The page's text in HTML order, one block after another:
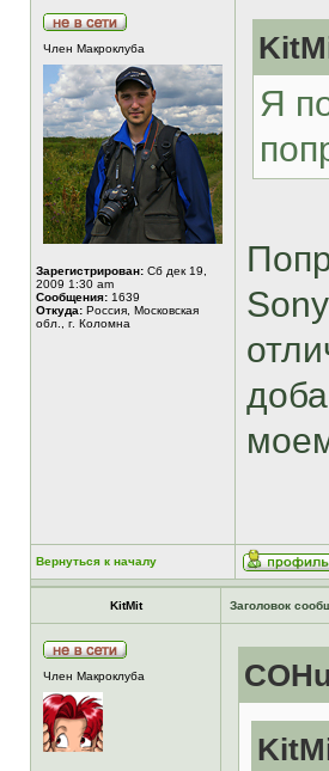
Член Макроклуба
Зарегистрирован: Сб дек 19,
2009 1:30 am
Сообщения: 1639
Откуда: Россия, Московская
обл., г. Коломна
Я
Вернуться к началу
KitMit Заголовок
Член Макроклуба